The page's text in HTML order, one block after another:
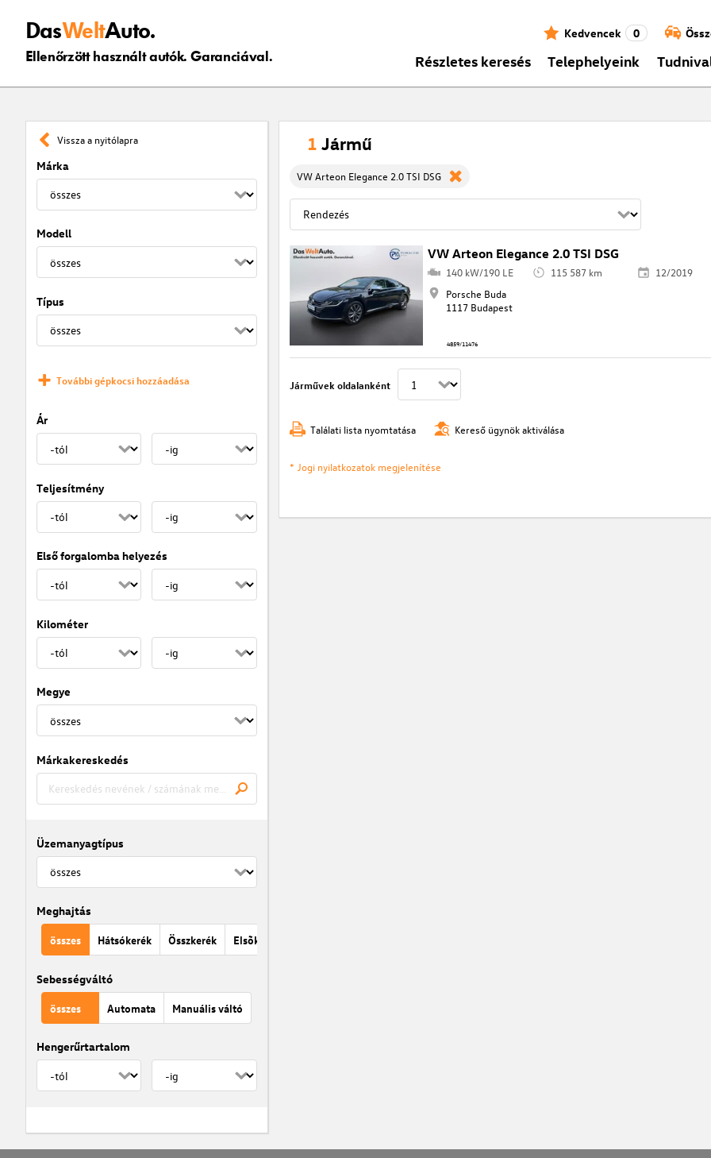
DasWeltAuto.
Ellenőrzött használt autók. Garanciával.
Kedvencek 0
Részletes keresés Telephelyeink
Vissza a nyitólapra
Márka
Modell
Típus
További gépkocsi hozzáadása
Ár
Teljesítmény
Első forgalomba helyezés
Kilométer
Megye
Márkakereskedés
Üzemanyagtípus
Meghajtás
összes Hátsókerék Összkerék Elsõkerék
Sebességváltó
összes Automata Manuális váltó
Hengerűrtartalom
1 Jármű
VW Arteon Elegance 2.0 TSI DSG
VW Arteon Elegance 2.0 TSI DSG
140 kW/190 LE 115 587 km
12/2019
Porsche Buda
1117 Budapest
4859/11476
Járművek oldalanként
Találati lista nyomtatása Kereső ügynök aktiválása
* Jogi nyilatkozatok megjelenítése